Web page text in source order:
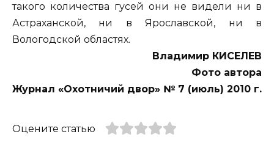
такого количества гусей они не видели ни в
Астраханской, ни в Ярославской, ни в
Вологодской областях.
Владимир КИСЕЛЕВ
Фото автора
Журнал «Охотничий двор» № 7 (июль) 2010 г.
Оцените статью